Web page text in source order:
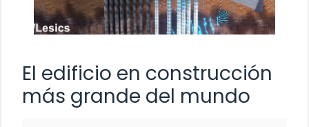
El edificio en construcción
más grande del mundo